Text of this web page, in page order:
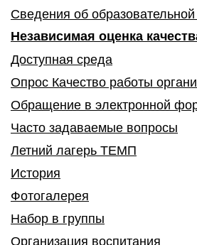
Сведения об
Независимая оценка
Доступная среда
Опрос Качество работы
Обращение в электронной
Часто задаваемые вопросы
Летний лагерь ТЕМП
История
Фотогалерея
Набор в группы
Организация воспитания